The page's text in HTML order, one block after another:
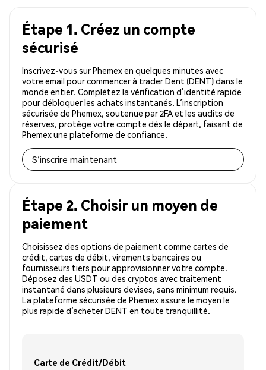
Étape 1. Créez un compte
sécurisé
Inscrivez-vous sur Phemex en quelques minutes avec
votre email pour commencer à trader Dent (DENT) dans le
monde entier. Complétez la vérification d’identité rapide
pour débloquer les achats instantanés. L’inscription
sécurisée de Phemex, soutenue par 2FA et les audits de
réserves, protège votre compte dès le départ, faisant de
Phemex une plateforme de confiance.
S'inscrire maintenant
Étape 2. Choisir un moyen de
paiement
Choisissez des options de paiement comme cartes de
crédit, cartes de débit, virements bancaires ou
fournisseurs tiers pour approvisionner votre compte.
Déposez des USDT ou des cryptos avec traitement
instantané dans plusieurs devises, sans minimum requis.
La plateforme sécurisée de Phemex assure le moyen le
plus rapide d’acheter DENT en toute tranquillité.
Carte de Crédit/Débit